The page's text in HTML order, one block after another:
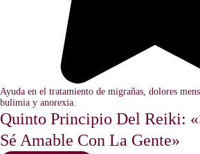
Ayuda en el tratamiento de migrañas, dolores
bulimia y anorexia.
Quinto Principio Del Reiki:
Sé Amable Con La Gente»